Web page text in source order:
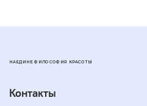
длине, оставить на 2-3
НАЕДИНЕ ФИЛОСОФИЯ КРАСОТЫ
Контакты